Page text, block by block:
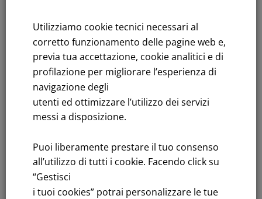
Andamento titolo: Il titolo in Borsa
Bandi di gara: Ultimi bandi
FNM S.p.A.
Sede in Milano, Piazzale Cadorna, 14
fnm@legalmail.it
Iscrizione Registro Imprese
C.F.e P.IVA 00776140154
C.C.I.AA. Milano – REA 28331
Utilizziamo cookie tecnici necessari al
corretto funzionamento delle pagine web e,
previa tua accettazione, cookie analitici e di
profilazione per migliorare l’esperienza di
navigazione degli
utenti ed ottimizzare l’utilizzo dei servizi
messi a disposizione.
Puoi liberamente prestare il tuo consenso
all’utilizzo di tutti i cookie. Facendo click su
“Gestisci
i tuoi cookies” potrai personalizzare le tue